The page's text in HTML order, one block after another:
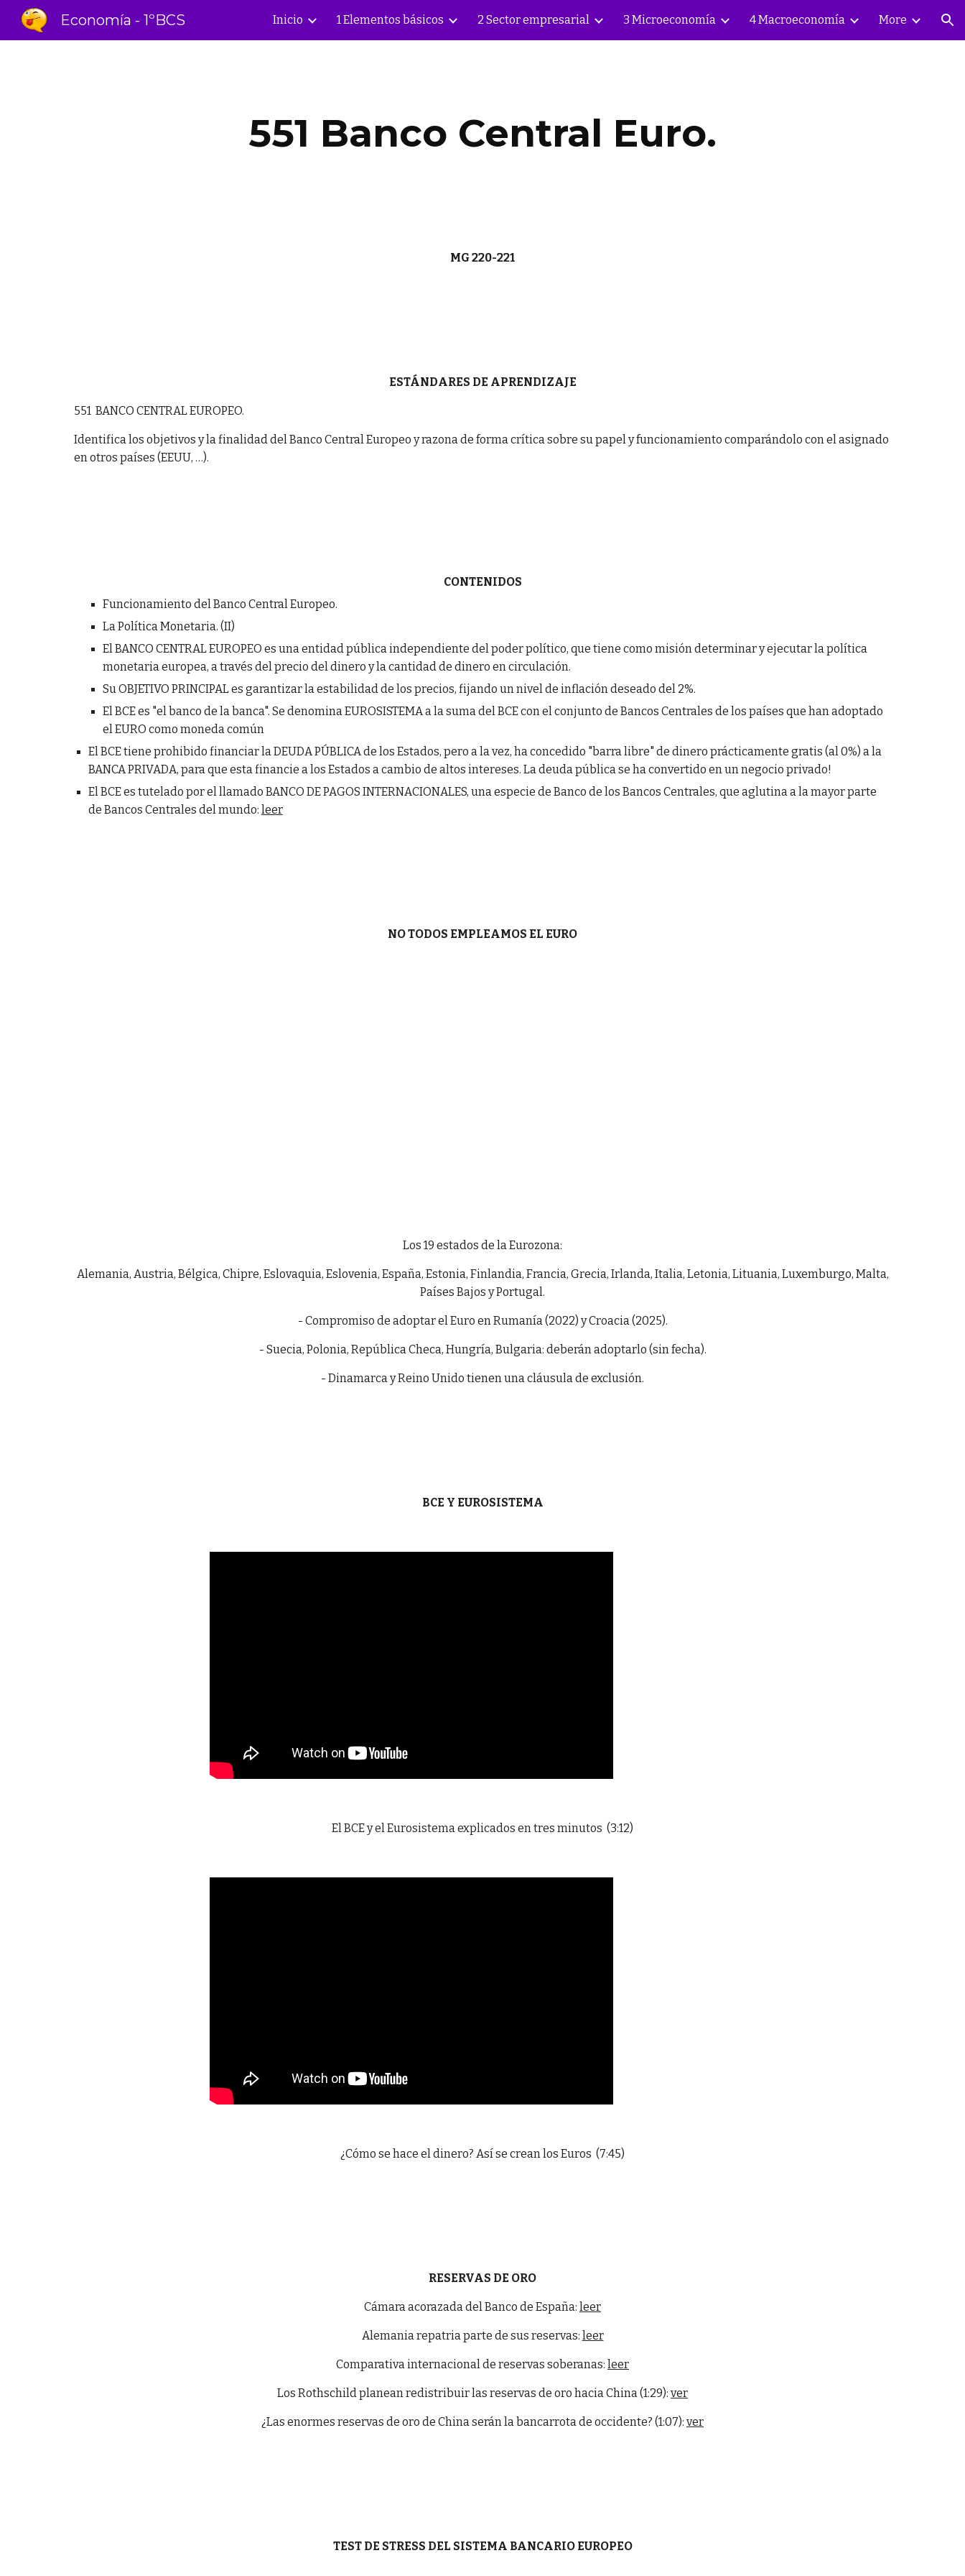
Skip to main content Skip to navigation
Economía - 1ºBCS Inicio 1 Elementos básicos 2 Sector empresarial 3 Microeconomía 4 Macroeconomía More
551 Banco Central Euro.
MG 220-221
ESTÁNDARES DE APRENDIZAJE
551 BANCO CENTRAL EUROPEO.
Identifica los objetivos y la finalidad del Banco Central Europeo y razona de forma crítica sobre su papel y funcionamiento comparándolo con el asignado
en otros países (EEUU, …).
CONTENIDOS
Funcionamiento del Banco Central Europeo.
La Política Monetaria. (II)
El BANCO CENTRAL EUROPEO es una entidad pública independiente del poder político, que tiene como misión determinar y ejecutar la política
monetaria europea, a través del precio del dinero y la cantidad de dinero en circulación.
Su OBJETIVO PRINCIPAL es garantizar la estabilidad de los precios, fijando un nivel de inflación deseado del 2%.
El BCE es "el banco de la banca". Se denomina EUROSISTEMA a la suma del BCE con el conjunto de Bancos Centrales de los países que han adoptado
el EURO como moneda común
El BCE tiene prohibido financiar la DEUDA PÚBLICA de los Estados, pero a la vez, ha concedido "barra libre" de dinero prácticamente gratis (al 0%) a la
BANCA PRIVADA, para que esta financie a los Estados a cambio de altos intereses. La deuda pública se ha convertido en un negocio privado!
El BCE es tutelado por el llamado BANCO DE PAGOS INTERNACIONALES, una especie de Banco de los Bancos Centrales, que aglutina a la mayor parte
de Bancos Centrales del mundo: leer
NO TODOS EMPLEAMOS EL EURO
Los 19 estados de la Eurozona:
Alemania, Austria, Bélgica, Chipre, Eslovaquia, Eslovenia, España, Estonia, Finlandia, Francia, Grecia, Irlanda, Italia, Letonia, Lituania, Luxemburgo, Malta,
Países Bajos y Portugal.
- Compromiso de adoptar el Euro en Rumanía (2022) y Croacia (2025).
- Suecia, Polonia, República Checa, Hungría, Bulgaria: deberán adoptarlo (sin fecha).
- Dinamarca y Reino Unido tienen una cláusula de exclusión.
BCE Y EUROSISTEMA
El BCE y el Eurosistema explicados en tres minutos (3:12)
¿Cómo se hace el dinero? Así se crean los Euros (7:45)
RESERVAS DE ORO
Cámara acorazada del Banco de España: leer
Alemania repatria parte de sus reservas: leer
Comparativa internacional de reservas soberanas: leer
Los Rothschild planean redistribuir las reservas de oro hacia China (1:29): ver
¿Las enormes reservas de oro de China serán la bancarrota de occidente? (1:07): ver
TEST DE STRESS DEL SISTEMA BANCARIO EUROPEO